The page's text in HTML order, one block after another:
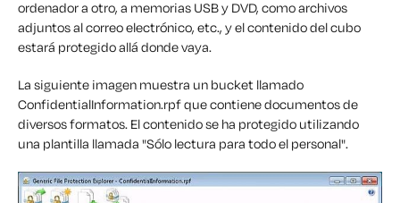
ordenador a otro, a memorias USB y DVD, como archivos
adjuntos al correo electrónico, etc., y el contenido del cubo
estará protegido allá donde vaya.
La siguiente imagen muestra un bucket llamado
ConfidentialInformation.rpf que contiene documentos de
diversos formatos. El contenido se ha protegido utilizando
una plantilla llamada "Sólo lectura para todo el personal".